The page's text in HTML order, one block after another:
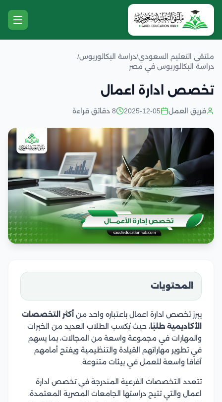
ملتقى التعليم السعودي/دراسة البكالوريوس/
دراسة البكالوريوس في مصر
تخصص ادارة اعمال
فريق العمل 2025-12-05 8 دقائق قراءة
المحتويات
يبرز تخصص ادارة اعمال باعتباره واحد من أكثر التخصصات
الأكاديمية طلبًا، حيث يُكسب الطلاب العديد من الخبرات
والمهارات في مجموعة واسعة من المجالات، بما يسهم
في تطوير مهاراتهم القيادة والتنظيمية ويفتح أمامهم
آفاقا واسعة للعمل في بيئات متنوعة.
تتعدد التخصصات الفرعية المندرجة في تخصص ادارة
اعمال والتي تتيح دراستها الجامعات المصرية المعتمدة،